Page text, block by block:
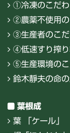
①冷凍のこだわ
②農薬不使用の
③生産者のこだ
④低速すり搾り
⑤生産環境のこ
鈴木靜夫の命の
葉根成
葉 「ケール」